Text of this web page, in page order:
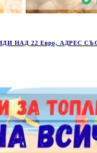
НАД 22 Евро, АДРЕС